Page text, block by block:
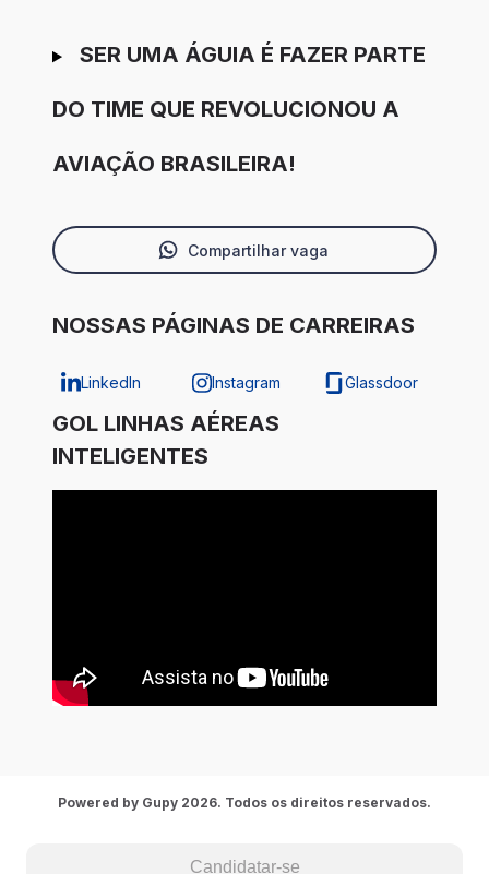
SER UMA ÁGUIA É FAZER PARTE
DO TIME QUE REVOLUCIONOU A
AVIAÇÃO BRASILEIRA!
Compartilhar vaga
NOSSAS PÁGINAS DE CARREIRAS
LinkedIn Instagram Glassdoor
GOL LINHAS AÉREAS
INTELIGENTES
Candidatar-se
Powered by Gupy 2026. Todos os direitos reservados.